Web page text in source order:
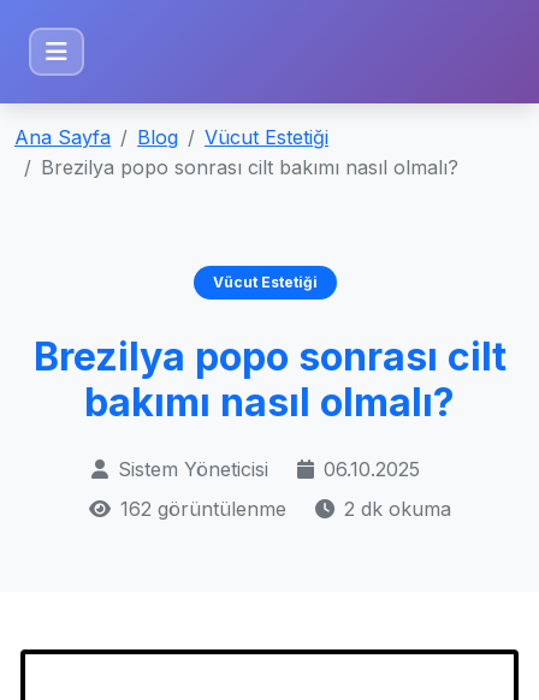
Ana Sayfa Blog
Vücut Estetiği
Brezilya popo sonrası cilt bakımı nasıl olmalı?
Vücut Estetiği
Brezilya popo sonrası cilt
bakımı nasıl olmalı?
Sistem Yöneticisi
06.10.2025
162 görüntülenme
2 dk okuma